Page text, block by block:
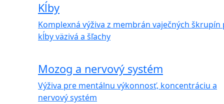
Kĺby
Komplexná výživa z membrán vaječných škrupín
kĺby väzivá a šľachy
Mozog a nervový systém
Výživa pre mentálnu výkonnosť, koncentráciu a
nervový systém